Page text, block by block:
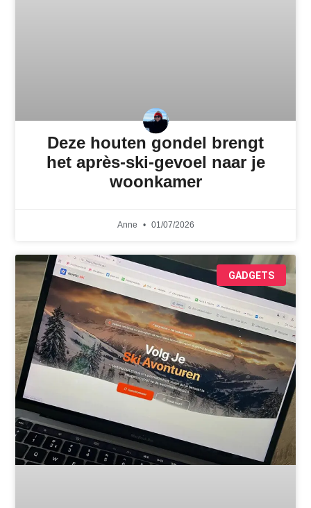
Deze houten gondel brengt
het après-ski-gevoel naar je
woonkamer
Anne 01/07/2026
GADGETS